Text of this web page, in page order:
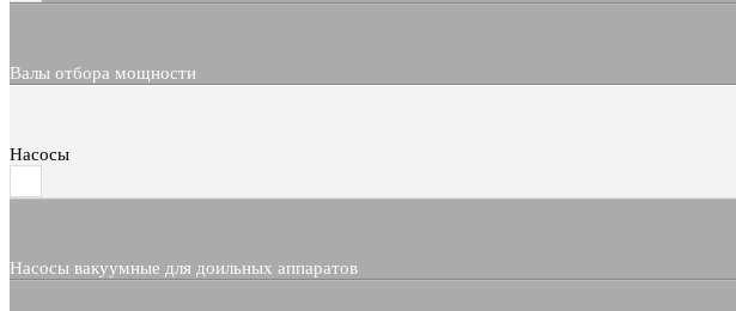
Валы отбора мощности
Насосы
Насосы вакуумные для доильных аппаратов